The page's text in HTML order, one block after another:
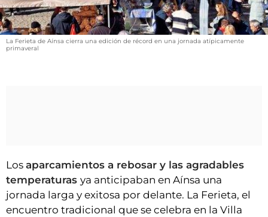
FIESTAS EN EL ALTO ARAGÓN
FIESTAS DE SAN LORENZO
CLUB DEL AMIGO MILITANTE
INICIAR SESIÓN
La Ferieta de Aínsa cierra una edición de récord en una jornada atípicamente
primaveral
Los aparcamientos a rebosar y las agradables
temperaturas ya anticipaban en Aínsa una
jornada larga y exitosa por delante. La Ferieta, el
encuentro tradicional que se celebra en la Villa